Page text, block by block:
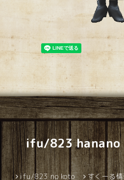
ifu/823
ifu/823 no koto すくーる